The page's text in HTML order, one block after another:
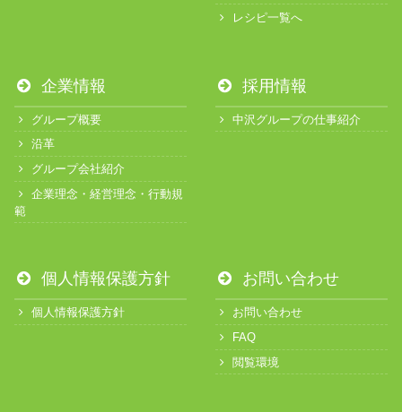
レシピ一覧へ
企業情報
グループ概要
沿革
グループ会社紹介
企業理念・経営理念・行動規
範
採用情報
中沢グループの仕事紹介
個人情報保護方針
個人情報保護方針
お問い合わせ
お問い合わせ
FAQ
閲覧環境